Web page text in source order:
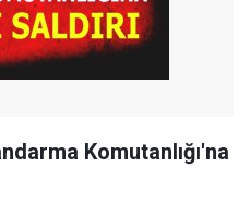
Komutanlığı'na